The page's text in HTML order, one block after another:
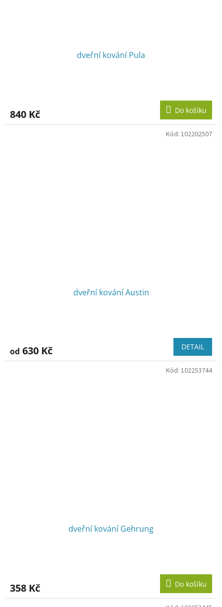
dveřní kování Pula
840 Kč Do košíku
dveřní kování Austin
od 630 Kč DETAIL
Kód: 102202507
dveřní kování Gehrung
358 Kč Do košíku
Kód: 102253744